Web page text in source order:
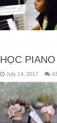
HỌC
July 14, 2017 43